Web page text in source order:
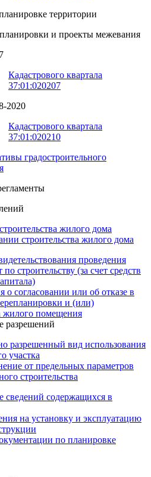
территории
и проекты межевания
Кадастрового квартала
37:01:020207
2020
Кадастрового квартала
37:01:020210
градостроительного
жилого дома
строительства жилого дома
проведения
строительству (за счет средств
о согласовании или об отказе в
и (или)
жилого помещения
разрешений
разрешенный вид использования
участка
от предельных параметров
строительства
сведений содержащихся в
на установку и эксплуатацию
по планировке